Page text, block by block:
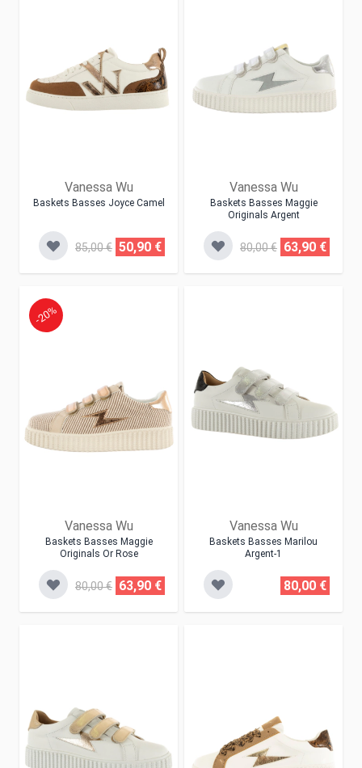
Vanessa Wu
Baskets Basses Joyce Camel
85,00 € 50,90 €
Vanessa Wu
Baskets Basses Maggie
Originals Argent
80,00 € 63,90 €
Vanessa Wu
Baskets Basses Maggie
Originals Or Rose
-20%
80,00 € 63,90 €
Vanessa Wu
Baskets Basses Marilou
Argent-1
80,00 €